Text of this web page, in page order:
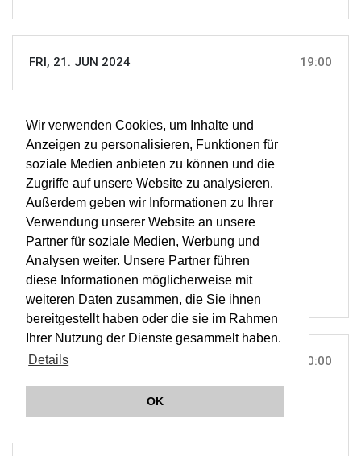
Wir verwenden Cookies, um Inhalte und
Anzeigen zu personalisieren, Funktionen für
soziale Medien anbieten zu können und die
Zugriffe auf unsere Website zu analysieren.
Außerdem geben wir Informationen zu Ihrer
Verwendung unserer Website an unsere
Partner für soziale Medien, Werbung und
Analysen weiter. Unsere Partner führen
diese Informationen möglicherweise mit
weiteren Daten zusammen, die Sie ihnen
bereitgestellt haben oder die sie im Rahmen
Ihrer Nutzung der Dienste gesammelt haben.
Details
OK
FRI, 21. JUN 2024 19:00
LISZT & BRUCKNER
TICKETS
ORCHESTER WIENER AKADEMIE
MARTIN HASELBÖCK
KIRCH'KLANG FESTIVAL SALZKAMMERGUT
SAT, 22. JUN 2024 10:00
GEMEINDEAMT, MONDSEE |
Ö1 Klassik Treffpunkt live aus Mondsee